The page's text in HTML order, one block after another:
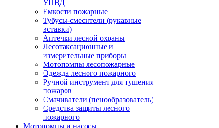
УПВД
Емкости пожарные
Тубусы-смесители (рукавные
вставки)
Аптечки лесной охраны
Лесотаксационные и
измерительные приборы
Мотопомпы лесопожарные
Одежда лесного пожарного
Ручной инструмент для тушения
пожаров
Смачиватели (пенообразователь)
Средства защиты лесного
пожарного
Мотопомпы и насосы